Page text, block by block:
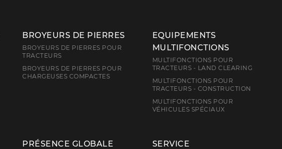
BROYEURS DE PIERRES
BROYEURS DE PIERRES POUR
TRACTEURS
BROYEURS DE PIERRES POUR
CHARGEUSES COMPACTES
EQUIPEMENTS
MULTIFONCTIONS
MULTIFONCTIONS POUR
TRACTEURS - LAND CLEARING
MULTIFONCTIONS POUR
TRACTEURS - CONSTRUCTION
MULTIFONCTIONS POUR
VÉHICULES SPÉCIAUX
PRÉSENCE GLOBALE SERVICE